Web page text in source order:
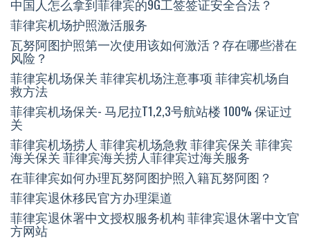
中国人怎么拿到菲律宾的9G工签签证安全合法？
菲律宾机场护照激活服务
瓦努阿图护照第一次使用该如何激活？存在哪些潜在
风险？
菲律宾机场保关 菲律宾机场注意事项 菲律宾机场自
救方法
菲律宾机场保关- 马尼拉T1,2,3号航站楼 100% 保证过
关
菲律宾机场捞人 菲律宾机场急救 菲律宾保关 菲律宾
海关保关 菲律宾海关捞人菲律宾过海关服务
在菲律宾如何办理瓦努阿图护照入籍瓦努阿图？
菲律宾退休移民官方办理渠道
菲律宾退休署中文授权服务机构 菲律宾退休署中文官
方网站